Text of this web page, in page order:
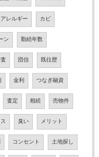
アレルギー カビ
ン 勤続年数
団信 既往歴
金利 つなぎ融資
査定 相続 売物件
臭い メリット
コンセント 土地探し